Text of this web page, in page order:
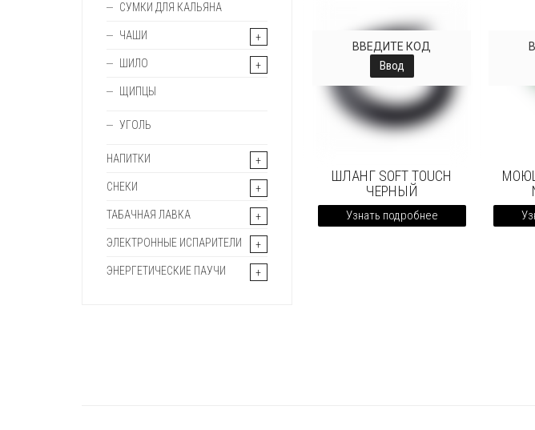
ВВЕДИТЕ КОД
Ввод
ШЛАНГ SOFT TOUCH
ЧЕРНЫЙ
Узнать подробнее
СУМКИ ДЛЯ КАЛЬЯНА
ЧАШИ
ШИЛО
ЩИПЦЫ
УГОЛЬ
НАПИТКИ
СНЕКИ
ТАБАЧНАЯ ЛАВКА
ЭЛЕКТРОННЫЕ ИСПАРИТЕЛИ
ЭНЕРГЕТИЧЕСКИЕ ПАУЧИ